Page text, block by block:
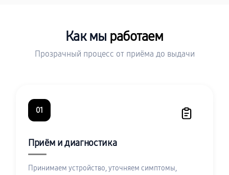
Как мы работаем
Прозрачный процесс от приёма до выдачи
01
Приём и диагностика
Принимаем устройство, уточняем симптомы,